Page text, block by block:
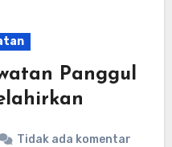
Panggul
Tidak ada komentar